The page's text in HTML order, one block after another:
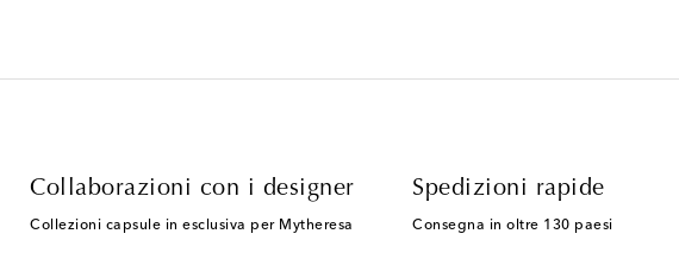
Collaborazioni con i designer
Collezioni capsule in esclusiva per Mytheresa
Spedizioni rapide
Consegna in oltre 130 paesi